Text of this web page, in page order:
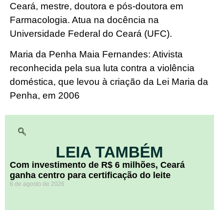
Ceará, mestre, doutora e pós-doutora em
Farmacologia. Atua na docência na
Universidade Federal do Ceará (UFC).
Maria da Penha Maia Fernandes: Ativista
reconhecida pela sua luta contra a violência
doméstica, que levou à criação da Lei Maria da
Penha, em 2006
LEIA TAMBÉM
Com investimento de R$ 6 milhões, Ceará
ganha centro para certificação do leite
6 de agosto de 2026